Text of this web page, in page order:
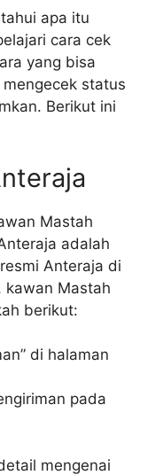
apa itu
cara cek
yang bisa
status
Berikut ini
Mastah
adalah
Anteraja di
kawan Mastah
berikut:
di halaman
pada
mengenai